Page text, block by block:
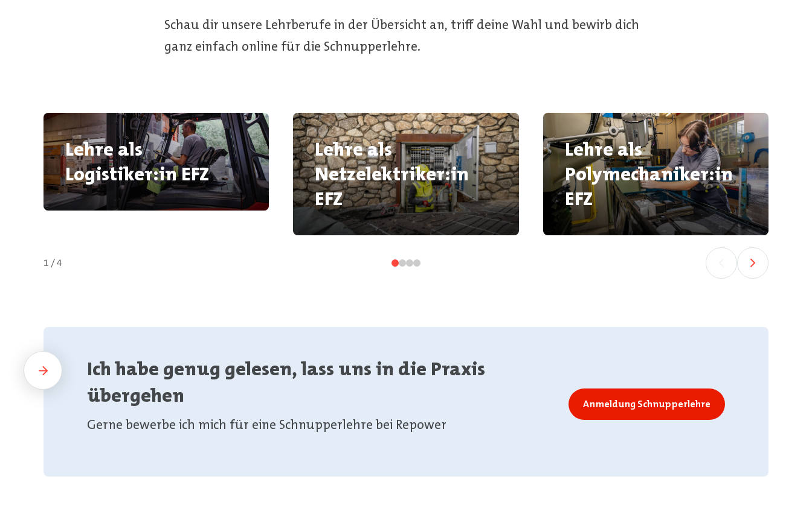
Schau dir unsere Lehrberufe in der Übersicht an, triff deine Wahl und bewirb dich
ganz einfach online für die Schnupperlehre.
Lehre als
Logistiker:in EFZ
Lehre als
Netzelektriker:in
EFZ
Lehre als
Polymechaniker:in
EFZ
1 / 4
Ich habe genug gelesen, lass uns in die Praxis
übergehen
Gerne bewerbe ich mich für eine Schnupperlehre bei Repower
Anmeldung Schnupperlehre